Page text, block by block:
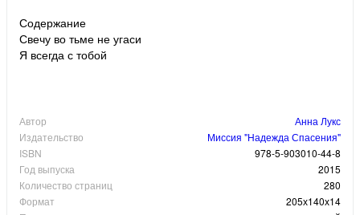
Содержание
Свечу во тьме не угаси
Я всегда с тобой
Автор
Анна Лукс
Издательство
Миссия "Надежда Спасения"
ISBN
978-5-903010-44-8
Год выпуска
2015
Количество страниц
280
Формат
205х140х14